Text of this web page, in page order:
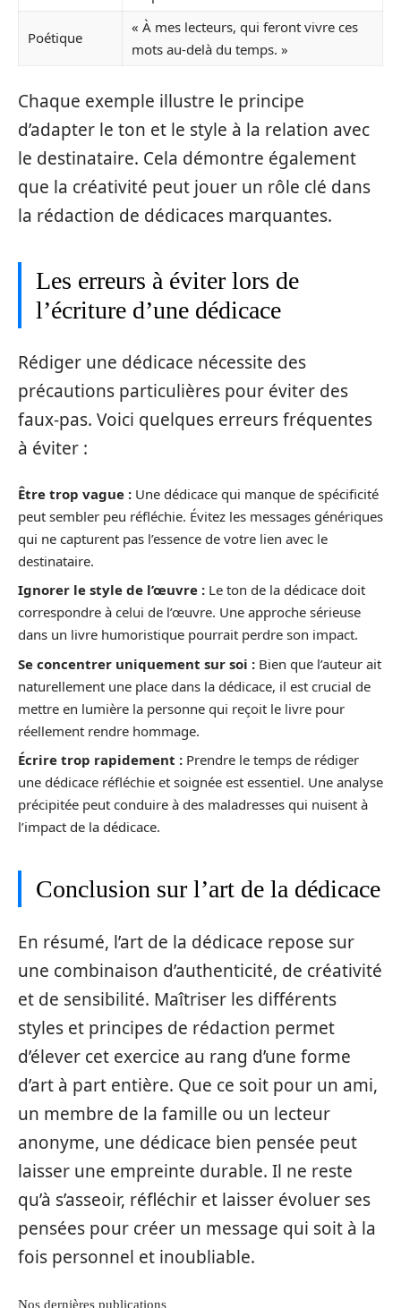
Poétique
« À mes lecteurs, qui feront vivre ces
mots au-delà du temps. »
Chaque exemple illustre le principe
d’adapter le ton et le style à la relation avec
le destinataire. Cela démontre également
que la créativité peut jouer un rôle clé dans
la rédaction de dédicaces marquantes.
Les erreurs à éviter lors de
l’écriture d’une dédicace
Rédiger une dédicace nécessite des
précautions particulières pour éviter des
faux-pas. Voici quelques erreurs fréquentes
à éviter :
Être trop vague : Une dédicace qui manque de spécificité
peut sembler peu réfléchie. Évitez les messages génériques
qui ne capturent pas l’essence de votre lien avec le
destinataire.
Ignorer le style de l’œuvre : Le ton de la dédicace doit
correspondre à celui de l’œuvre. Une approche sérieuse
dans un livre humoristique pourrait perdre son impact.
Se concentrer uniquement sur soi : Bien que l’auteur ait
naturellement une place dans la dédicace, il est crucial de
mettre en lumière la personne qui reçoit le livre pour
réellement rendre hommage.
Écrire trop rapidement : Prendre le temps de rédiger
une dédicace réfléchie et soignée est essentiel. Une analyse
précipitée peut conduire à des maladresses qui nuisent à
l’impact de la dédicace.
Conclusion sur l’art de la dédicace
En résumé, l’art de la dédicace repose sur
une combinaison d’authenticité, de créativité
et de sensibilité. Maîtriser les différents
styles et principes de rédaction permet
d’élever cet exercice au rang d’une forme
d’art à part entière. Que ce soit pour un ami,
un membre de la famille ou un lecteur
anonyme, une dédicace bien pensée peut
laisser une empreinte durable. Il ne reste
qu’à s’asseoir, réfléchir et laisser évoluer ses
pensées pour créer un message qui soit à la
fois personnel et inoubliable.
Nos dernières publications